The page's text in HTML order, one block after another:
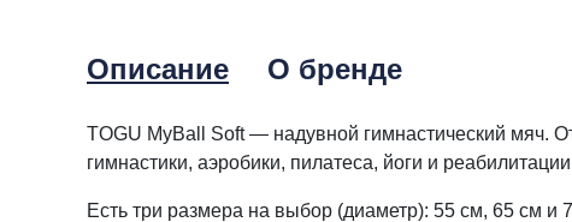
Описание О бренде
TOGU MyBall Soft — надувной гимнастический мяч.
гимнастики, аэробики, пилатеса, йоги и
Есть три размера на выбор (диаметр): 55 см, 65 см и